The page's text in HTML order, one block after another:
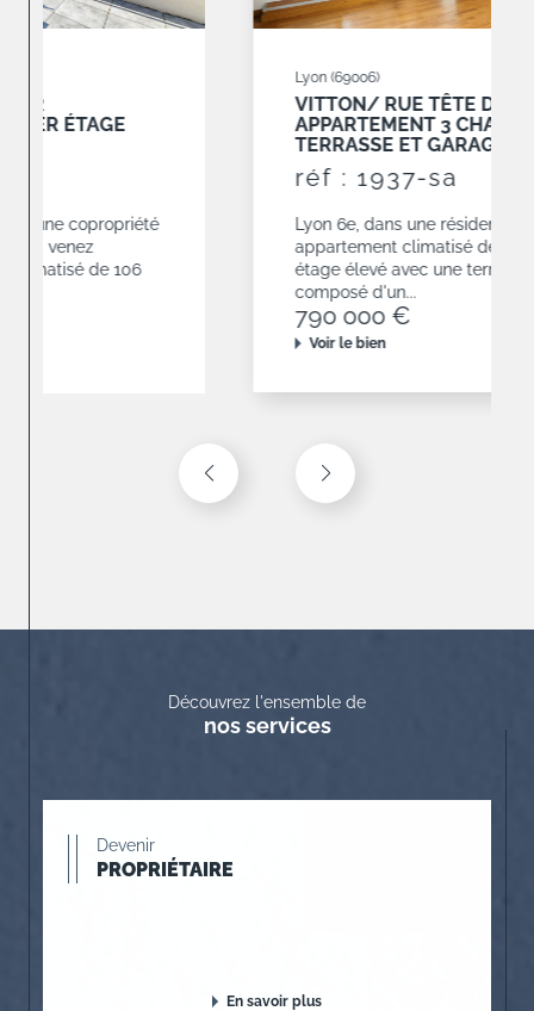
VITTON/ RUE TÊTE D'OR
APPARTEMENT 3 CHAMBRES AVEC
TERRASSE ET GARAGES
Lyon 6e, dans une résidence de 2010,
appartement climatisé de 120,68 m² situé en
étage élevé avec une terrasse de 19 m². Il est
Découvrez l'ensemble de
nos services
Devenir
PROPRIÉTAIRE
En savoir plus